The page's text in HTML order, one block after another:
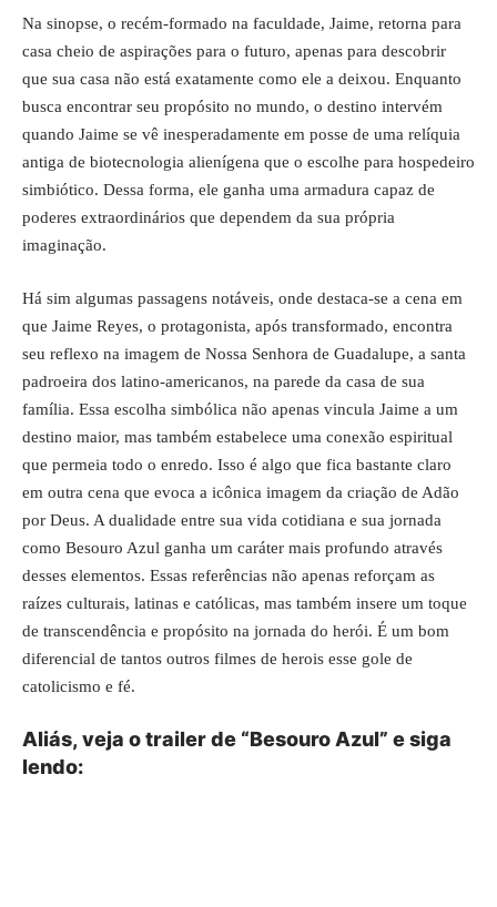
Na sinopse, o recém-formado na faculdade, Jaime, retorna para
casa cheio de aspirações para o futuro, apenas para descobrir
que sua casa não está exatamente como ele a deixou. Enquanto
busca encontrar seu propósito no mundo, o destino intervém
quando Jaime se vê inesperadamente em posse de uma relíquia
antiga de biotecnologia alienígena que o escolhe para hospedeiro
simbiótico. Dessa forma, ele ganha uma armadura capaz de
poderes extraordinários que dependem da sua própria
imaginação.
Há sim algumas passagens notáveis, onde destaca-se a cena em
que Jaime Reyes, o protagonista, após transformado, encontra
seu reflexo na imagem de Nossa Senhora de Guadalupe, a santa
padroeira dos latino-americanos, na parede da casa de sua
família. Essa escolha simbólica não apenas vincula Jaime a um
destino maior, mas também estabelece uma conexão espiritual
que permeia todo o enredo. Isso é algo que fica bastante claro
em outra cena que evoca a icônica imagem da criação de Adão
por Deus. A dualidade entre sua vida cotidiana e sua jornada
como Besouro Azul ganha um caráter mais profundo através
desses elementos. Essas referências não apenas reforçam as
raízes culturais, latinas e católicas, mas também insere um toque
de transcendência e propósito na jornada do herói. É um bom
diferencial de tantos outros filmes de herois esse gole de
catolicismo e fé.
Aliás, veja o trailer de “Besouro Azul” e siga
lendo: